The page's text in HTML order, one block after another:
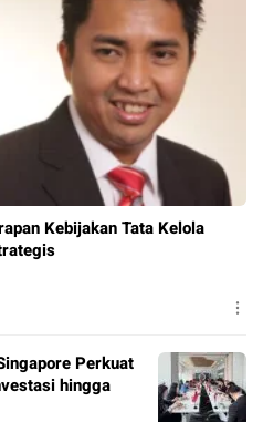
Kebijakan Tata Kelola
Perkuat
hingga